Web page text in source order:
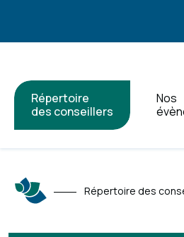
Répertoire
des conseillers
Nos
Répertoire des